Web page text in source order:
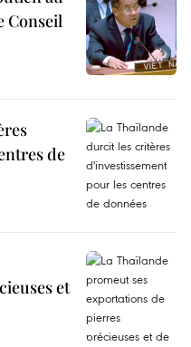
Conseil
de
et